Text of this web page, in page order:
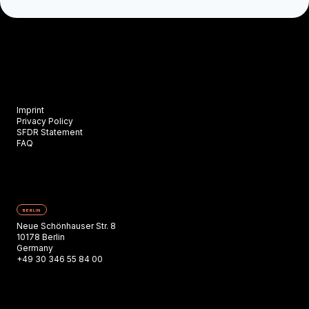
Imprint
Privacy Policy
SFDR Statement
FAQ
BERLIN
Neue Schönhauser Str. 8
10178 Berlin
Germany
+49 30 346 55 84 00